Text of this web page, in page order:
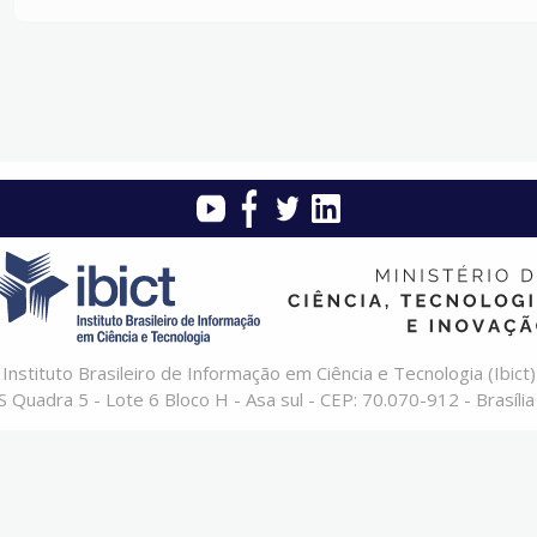
Instituto Brasileiro de Informação em Ciência e Tecnologia (Ibict)
Quadra 5 - Lote 6 Bloco H - Asa sul - CEP: 70.070-912 -